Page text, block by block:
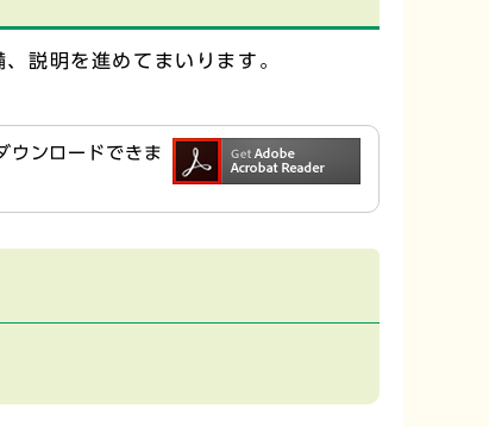
説明を進めてまいります。
ンロードできま